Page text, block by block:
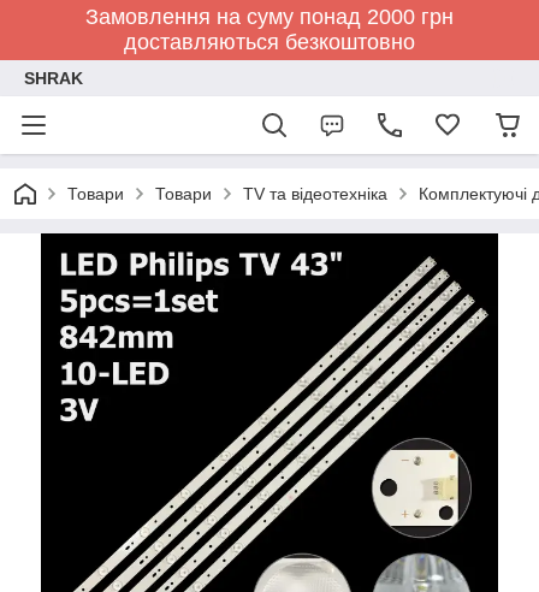
Замовлення на суму понад 2000 грн
доставляються безкоштовно
SHRAK
Товари Товари TV та відеотехніка Комплектуючі